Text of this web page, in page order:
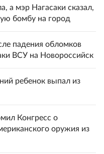
а мэр Нагасаки сказал,
бомбу на город
падения обломков
ВСУ на Новороссийск
ребенок выпал из
Конгресс о
оружия из